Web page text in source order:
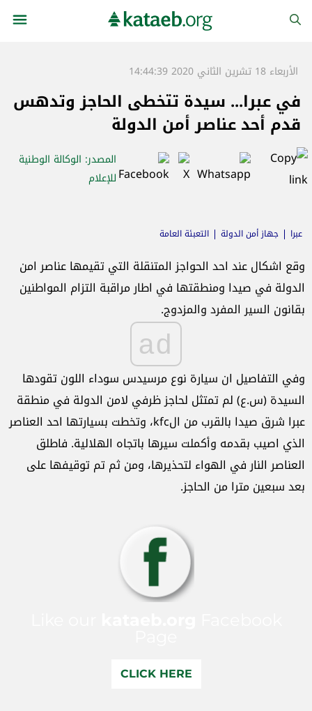
الأربعاء 18 تشرين الثاني 2020 14:44:39
في عبرا... سيدة تتخطى الحاجز وتدهس
قدم أحد عناصر أمن الدولة
المصدر: الوكالة الوطنية
للإعلام
عبرا جهاز أمن الدولة التعبئة العامة
وقع اشكال عند احد الحواجز المتنقلة التي تقيمها عناصر امن
الدولة في صيدا ومنطقتها في اطار مراقبة التزام المواطنين
بقانون السير المفرد والمزدوج.
ad
وفي التفاصيل ان سيارة نوع مرسيدس سوداء اللون تقودها
السيدة (س.ع) لم تمتثل لحاجز ظرفي لامن الدولة في منطقة
عبرا شرق صيدا بالقرب من الkfc، وتخطت بسيارتها احد العناصر
الذي اصيب بقدمه وأكملت سيرها باتجاه الهلالية. فاطلق
العناصر النار في الهواء لتحذيرها، ومن ثم تم توقيفها على
بعد سبعين مترا من الحاجز.
CLICK HERE